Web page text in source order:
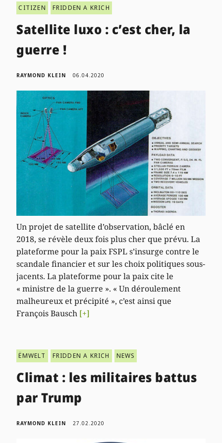
CITIZEN FRIDDEN A KRICH
Satellite luxo : c’est cher, la
guerre !
RAYMOND KLEIN 06.04.2020
Un projet de satellite d’observation, bâclé en
2018, se révèle deux fois plus cher que prévu. La
plateforme pour la paix FSPL s’insurge contre le
scandale financier et sur les choix politiques sous-
jacents. La plateforme pour la paix cite le
« ministre de la guerre ». « Un déroulement
malheureux et précipité », c’est ainsi que
François Bausch [+]
ËMWELT FRIDDEN A KRICH NEWS
Climat : les militaires battus
par Trump
RAYMOND KLEIN 27.02.2020